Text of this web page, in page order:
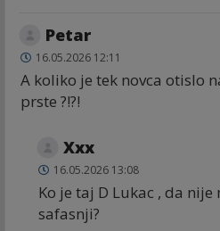
Petar
16.05.2026 12:11
A koliko je tek novca otislo
prste ?!?!
Xxx
16.05.2026 13:08
Ko je taj D Lukac , da
safasnji?